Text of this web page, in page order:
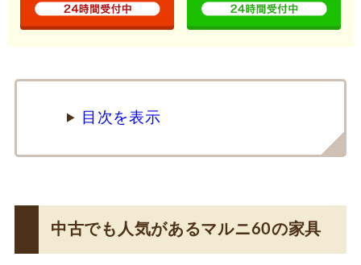
目次を表示
中古でも人気があるマルニ60の家具